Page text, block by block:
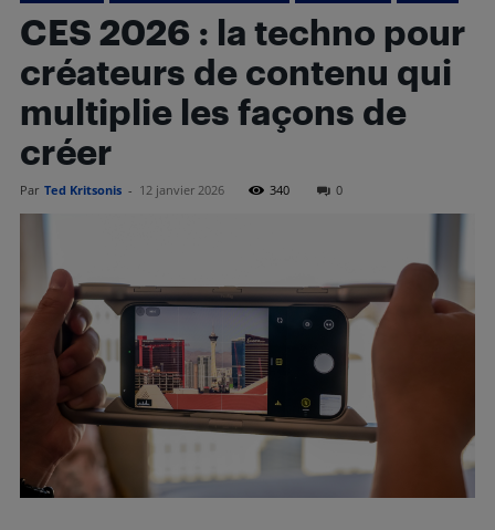
CES 2026 : la techno pour
créateurs de contenu qui
multiplie les façons de
créer
Par Ted Kritsonis - 12 janvier 2026 340 0